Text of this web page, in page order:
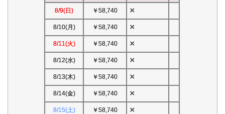
8/9(日) ￥58,740 ×
8/10(月) ￥58,740 ×
8/11(火) ￥58,740 ×
8/12(水) ￥58,740 ×
8/13(木) ￥58,740 ×
8/14(金) ￥58,740 ×
8/15(土) ￥58,740 ×